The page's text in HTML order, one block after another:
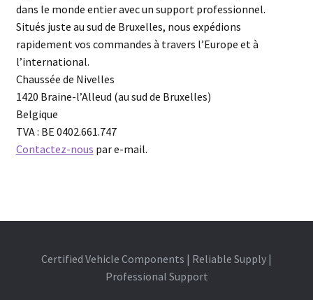
dans le monde entier avec un support professionnel.
Situés juste au sud de Bruxelles, nous expédions
rapidement vos commandes à travers l’Europe et à
l’international.
Chaussée de Nivelles
1420 Braine-l’Alleud (au sud de Bruxelles)
Belgique
TVA : BE 0402.661.747
Contactez-nous par e-mail.
Certified Vehicle Components | Reliable Supply |
Professional Support